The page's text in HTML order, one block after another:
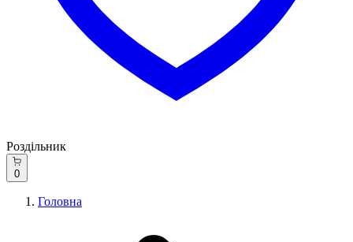
Роздільник
0
Головна